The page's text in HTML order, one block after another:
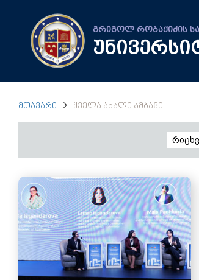
გრიგოლ რობაქიძის
ᲛᲗᲐᲕᲐᲠᲘ ᲧᲕᲔᲚᲐ ᲐᲮᲐᲚᲘ ᲐᲛᲑᲐᲕᲘ